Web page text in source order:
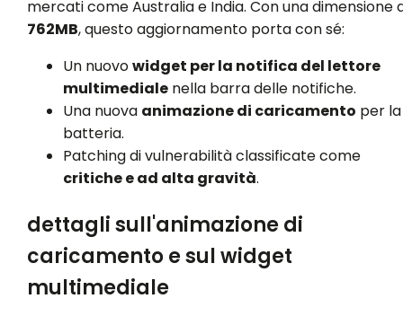
mercati come Australia e India. Con una dimensione
762MB, questo aggiornamento porta con sé:
Un nuovowidget per la notifica del lettore
multimedialenella barra delle notifiche.
Una nuova animazione di caricamento per la
batteria.
Patching di vulnerabilità classificate come
critiche e ad alta gravità.
dettagli sull'animazione di
caricamento e sul widget
multimediale